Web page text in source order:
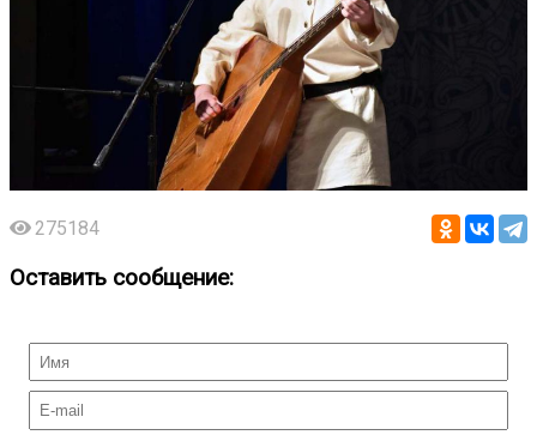
275184
Оставить сообщение: